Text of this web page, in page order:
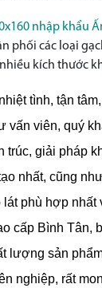
nhập khẩu
phối các loại
kích thước
tình, tận
vấn viên, quý
trúc, giải pháp
nhất, cũng
lát phù hợp nhất
cấp Bình Tân,
lượng sản
nghiệp, rất